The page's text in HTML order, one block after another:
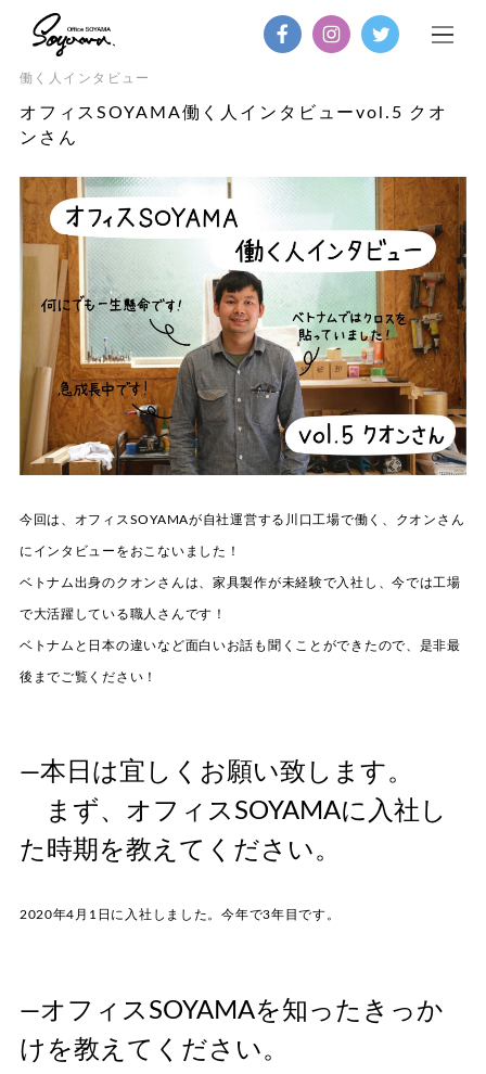
働く人インタビュー
オフィスSOYAMA働く人インタビューvol.5 クオ
ンさん
今回は、オフィスSOYAMAが自社運営する川口工場で働く、クオンさん
にインタビューをおこないました！
ベトナム出身のクオンさんは、家具製作が未経験で入社し、今では工場
で大活躍している職人さんです！
ベトナムと日本の違いなど面白いお話も聞くことができたので、是非最
後までご覧ください！
—本日は宜しくお願い致します。
まず、オフィスSOYAMAに入社し
た時期を教えてください。
2020年4月1日に入社しました。今年で3年目です。
—オフィスSOYAMAを知ったきっか
けを教えてください。